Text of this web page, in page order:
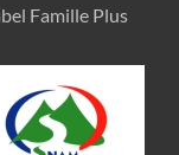
Famille Plus